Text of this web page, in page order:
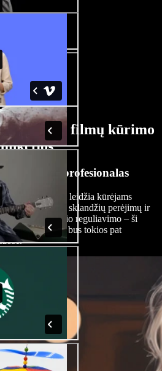
veiksmo filmų kūrimo
kaip profesionalas
funkcijos leidžia kūrėjams
Nuo sklandžių perėjimų ir
ir greičio reguliavimo – ši
scenos bus tokios pat